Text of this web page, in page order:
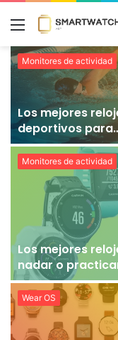
Menú
Monitores de actividad
Los mejores
nadar o
Monitores de actividad
Los mejores
deportivos para
natación
Wear OS